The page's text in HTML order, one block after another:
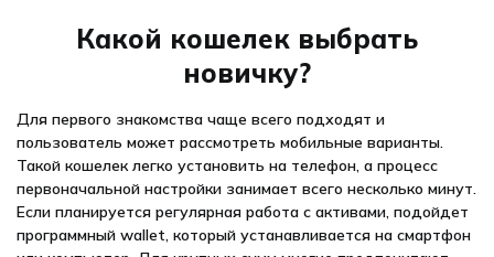
Какой кошелек выбрать
новичку?
Для первого знакомства чаще всего подходят и
пользователь может рассмотреть мобильные варианты.
Такой кошелек легко установить на телефон, а процесс
первоначальной настройки занимает всего несколько минут.
Если планируется регулярная работа с активами, подойдет
программный wallet, который устанавливается на смартфон